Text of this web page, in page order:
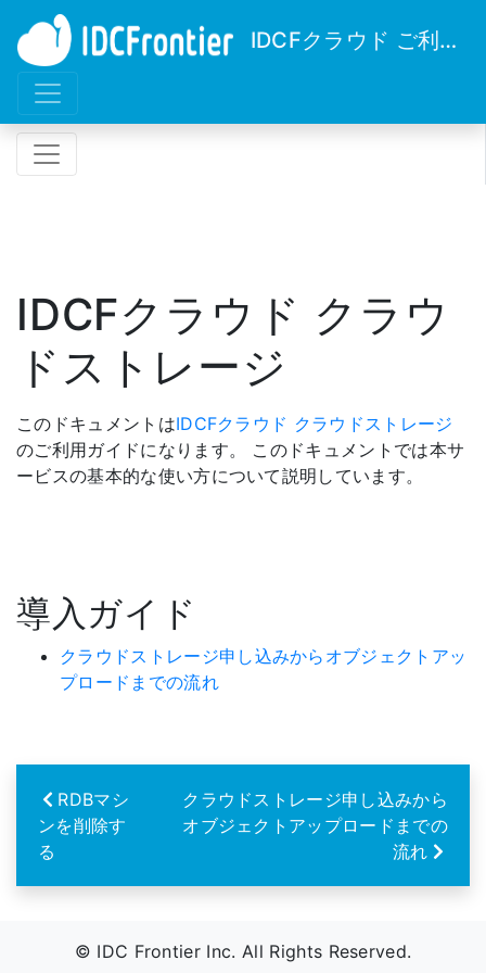
IDCFクラウド ご利用ガイド
IDCFクラウド クラウ
ドストレージ
このドキュメントはIDCFクラウド クラウドストレージ
のご利用ガイドになります。 このドキュメントでは本サ
ービスの基本的な使い方について説明しています。
導入ガイド
クラウドストレージ申し込みからオブジェクトアッ
プロードまでの流れ
RDBマシ
ンを削除す
る
クラウドストレージ申し込みから
オブジェクトアップロードまでの
流れ
© IDC Frontier Inc. All Rights Reserved.